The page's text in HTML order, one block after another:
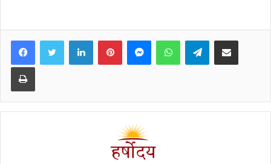
FacebookTwitter LinkedInPinterestMessengerWhatsAppTelegramShare via Email
Print